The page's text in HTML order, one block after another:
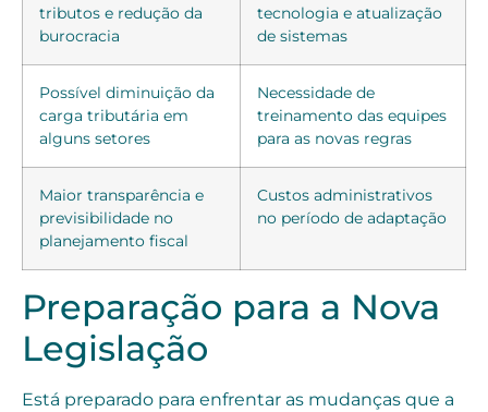
tributos e redução da
burocracia
tecnologia e atualização
de sistemas
Possível diminuição da
carga tributária em
alguns setores
Necessidade de
treinamento das equipes
para as novas regras
Maior transparência e
previsibilidade no
planejamento fiscal
Custos administrativos
no período de adaptação
Preparação para a Nova
Legislação
Está preparado para enfrentar as mudanças que a